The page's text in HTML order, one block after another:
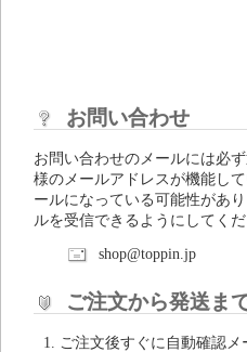
お問い合わせ
お問い合わせのメールには必
様のメールアドレスが機能し
ールになっている可能性があ
ルを受信できるようにしてくだ
shop@toppin.jp
ご注文から発送ま
ご注文後すぐに自動確認